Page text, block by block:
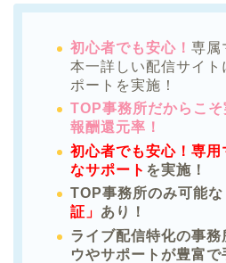
初心者でも安心！ 専属
本一詳しい配信サイト
ポートを実施！
TOP事務所だからこ
報酬還元率！
初心者でも安心！専
なサポート を実施！
TOP事務所のみ可能な
証」 あり！
ライブ配信特化の事
ウやサポートが豊富で